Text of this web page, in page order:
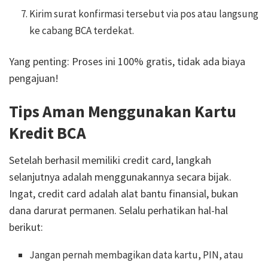
Kirim surat konfirmasi tersebut via pos atau langsung
ke cabang BCA terdekat.
Yang penting: Proses ini 100% gratis, tidak ada biaya
pengajuan!
Tips Aman Menggunakan Kartu
Kredit BCA
Setelah berhasil memiliki credit card, langkah
selanjutnya adalah menggunakannya secara bijak.
Ingat, credit card adalah alat bantu finansial, bukan
dana darurat permanen. Selalu perhatikan hal-hal
berikut:
Jangan pernah membagikan data kartu, PIN, atau